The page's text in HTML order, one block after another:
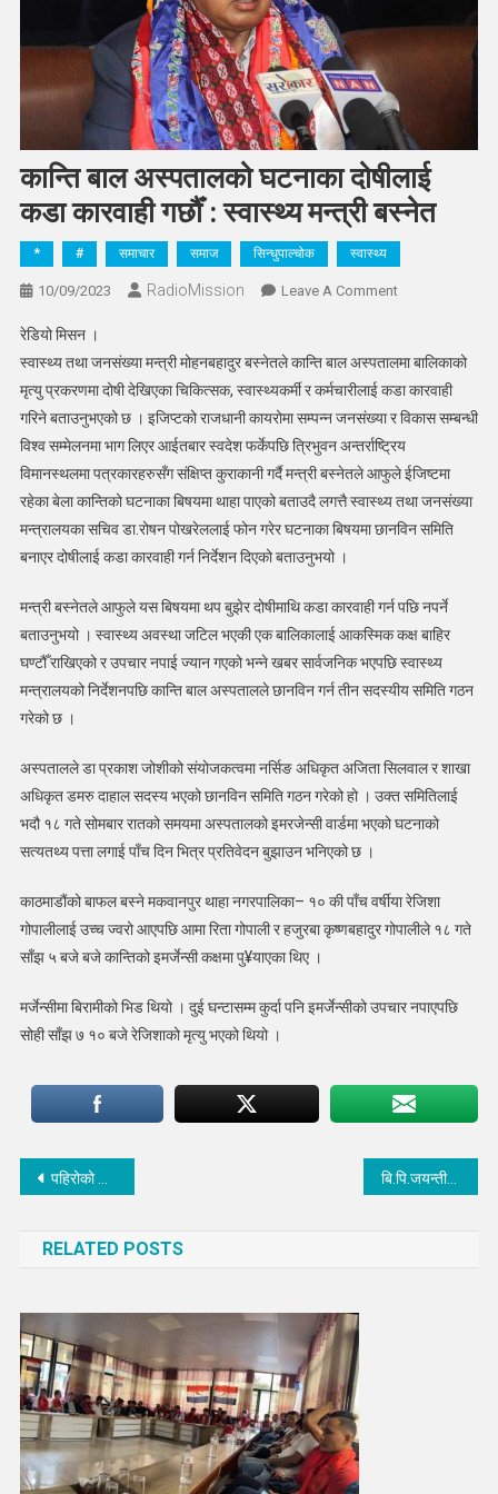
कान्ति बाल अस्पतालको घटनाका दोषीलाई
कडा कारवाही गर्छौँ : स्वास्थ्य मन्त्री बस्नेत
* # समाचार समाज सिन्धुपाल्चोक स्वास्थ्य
10/09/2023 RadioMission Leave A CommentOn
अस्पतालको
घटनाका
दोषीलाई
कडा
कारवाही
गर्छौँ
:
बस्नेत
रेडियो मिसन ।
स्वास्थ्य तथा जनसंख्या मन्त्री मोहनबहादुर बस्नेतले कान्ति बाल अस्पतालमा बालिकाको
मृत्यु प्रकरणमा दोषी देखिएका चिकित्सक, स्वास्थ्यकर्मी र कर्मचारीलाई कडा कारवाही
गरिने बताउनुभएको छ । इजिप्टको राजधानी कायरोमा सम्पन्न जनसंख्या र विकास सम्बन्धी
विश्व सम्मेलनमा भाग लिएर आईतबार स्वदेश फर्केपछि त्रिभुवन अन्तर्राष्ट्रिय
विमानस्थलमा पत्रकारहरुसँग संक्षिप्त कुराकानी गर्दै मन्त्री बस्नेतले आफुले ईजिष्टमा
रहेका बेला कान्तिको घटनाका बिषयमा थाहा पाएको बताउदै लगत्तै स्वास्थ्य तथा जनसंख्या
मन्त्रालयका सचिव डा.रोषन पोखरेललाई फोन गरेर घटनाका बिषयमा छानविन समिति
बनाएर दोषीलाई कडा कारवाही गर्न निर्देशन दिएको बताउनुभयो ।
मन्त्री बस्नेतले आफुले यस बिषयमा थप बुझेर दोषीमाथि कडा कारवाही गर्न पछि नपर्ने
बताउनुभयो । स्वास्थ्य अवस्था जटिल भएकी एक बालिकालाई आकस्मिक कक्ष बाहिर
घण्टौँ राखिएको र उपचार नपाई ज्यान गएको भन्ने खबर सार्वजनिक भएपछि स्वास्थ्य
मन्त्रालयको निर्देशनपछि कान्ति बाल अस्पतालले छानविन गर्न तीन सदस्यीय समिति गठन
गरेको छ ।
अस्पतालले डा प्रकाश जोशीको संयोजकत्वमा नर्सिङ अधिकृत अजिता सिलवाल र शाखा
अधिकृत डमरु दाहाल सदस्य भएको छानविन समिति गठन गरेको हो । उक्त समितिलाई
भदौ १८ गते सोमबार रातको समयमा अस्पतालको इमरजेन्सी वार्डमा भएको घटनाको
सत्यतथ्य पत्ता लगाई पाँच दिन भित्र प्रतिवेदन बुझाउन भनिएको छ ।
काठमाडौंको बाफल बस्ने मकवानपुर थाहा नगरपालिका– १० की पाँच वर्षीया रेजिशा
गोपालीलाई उच्च ज्वरो आएपछि आमा रिता गोपाली र हजुरबा कृष्णबहादुर गोपालीले १८ गते
साँझ ५ बजे बजे कान्तिको इमर्जेन्सी कक्षमा पु¥याएका थिए ।
मर्जेन्सीमा बिरामीको भिड थियो । दुई घन्टासम्म कुर्दा पनि इमर्जेन्सीको उपचार नपाएपछि
सोही साँझ ७ १० बजे रेजिशाको मृत्यु भएको थियो ।
Post
पहिरोको जोखिममा रहेका घर निर्माणमा सहयोग गर्ने सांसद तामाङको प्रतिबद्धता बि.पि.जयन्तीको अवसरमा चौतारामा काँग्रेसको बृक्षारोपण, पार्टी कार्यलय पनि सारियो
RELATED POSTS